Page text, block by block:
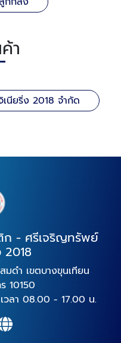
า
นียริ่ง 2018 จำกัด
ก - ศรีเจริญทรัพย์
2018
ดำ เขตบางขุนเทียน
10150
วลา 08.00 - 17.00 น.